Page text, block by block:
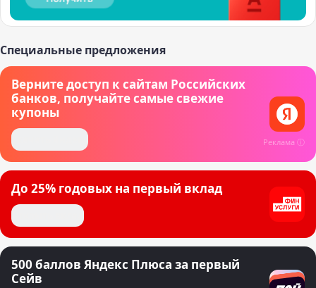
Специальные предложения
Реклама ⓘ
Верните доступ к сайтам Российских
банков, получайте самые свежие
купоны
Скачать Яндекс
До 25% годовых на первый вклад
Открыть вклад
500 баллов Яндекс Плюса за первый
Сейв